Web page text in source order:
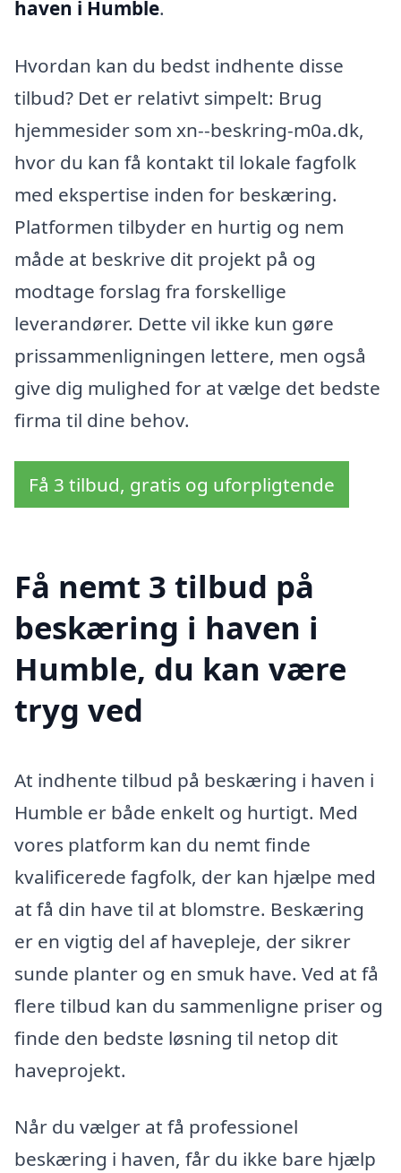
haven i Humble.
Hvordan kan du bedst indhente disse
tilbud? Det er relativt simpelt: Brug
hjemmesider som xn--beskring-m0a.dk,
hvor du kan få kontakt til lokale fagfolk
med ekspertise inden for beskæring.
Platformen tilbyder en hurtig og nem
måde at beskrive dit projekt på og
modtage forslag fra forskellige
leverandører. Dette vil ikke kun gøre
prissammenligningen lettere, men også
give dig mulighed for at vælge det bedste
firma til dine behov.
Få 3 tilbud, gratis og uforpligtende
Få nemt 3 tilbud på
beskæring i haven i
Humble, du kan være
tryg ved
At indhente tilbud på beskæring i haven i
Humble er både enkelt og hurtigt. Med
vores platform kan du nemt finde
kvalificerede fagfolk, der kan hjælpe med
at få din have til at blomstre. Beskæring
er en vigtig del af havepleje, der sikrer
sunde planter og en smuk have. Ved at få
flere tilbud kan du sammenligne priser og
finde den bedste løsning til netop dit
haveprojekt.
Når du vælger at få professionel
beskæring i haven, får du ikke bare hjælp